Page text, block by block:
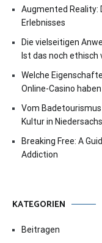
Augmented Reality:
Erlebnisses
Die vielseitigen
Ist das noch
Welche
Online-Casino haben
Vom
Kultur in
Breaking Free: A
Addiction
KATEGORIEN
Beitragen